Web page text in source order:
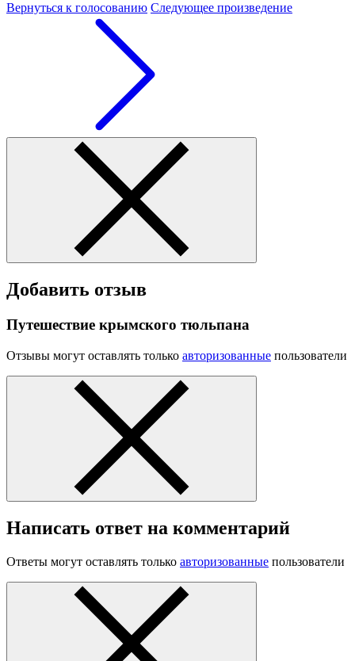
Вернуться к голосованию Следующее произведение
Добавить отзыв
Путешествие крымского тюльпана
Отзывы могут оставлять только авторизованные пользователи
Написать ответ на комментарий
Ответы могут оставлять только авторизованные пользователи